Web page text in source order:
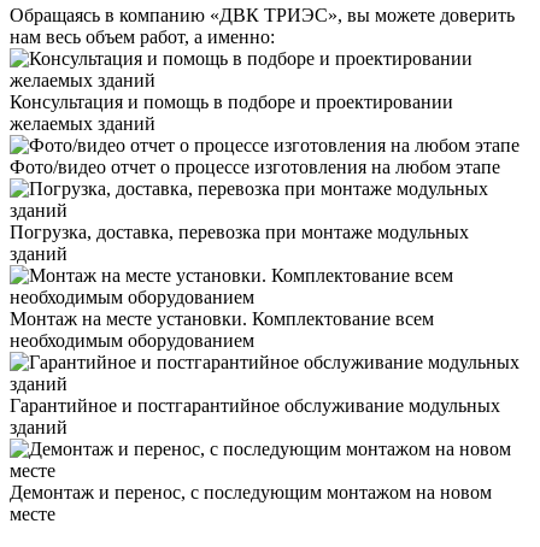
Обращаясь в компанию «ДВК ТРИЭС», вы можете доверить
нам весь объем работ, а именно:
Консультация и помощь в подборе и проектировании
желаемых зданий
Фото/видео отчет о процессе изготовления на любом этапе
Погрузка, доставка, перевозка при монтаже модульных
зданий
Монтаж на месте установки. Комплектование всем
необходимым оборудованием
Гарантийное и постгарантийное обслуживание модульных
зданий
Демонтаж и перенос, с последующим монтажом на новом
месте